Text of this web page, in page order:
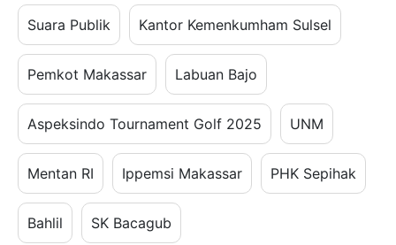
Suara Publik Kantor Kemenkumham Sulsel
Pemkot Makassar Labuan Bajo
Aspeksindo Tournament Golf 2025 UNM
Mentan RI Ippemsi Makassar PHK Sepihak
Bahlil SK Bacagub